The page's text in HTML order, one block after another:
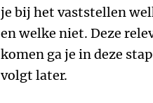
je bij het vaststellen
en welke niet. Deze
komen ga je in deze
volgt later.